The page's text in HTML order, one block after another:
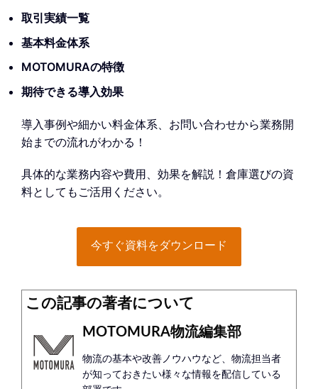
取引実績一覧
基本料金体系
MOTOMURAの特徴
期待できる導入効果
導入事例や細かい料金体系、お問い合わせから業務開
始までの流れがわかる！
具体的な業務内容や費用、効果を解説！倉庫選びの資
料としてもご活用ください。
今すぐ資料をダウンロード
この記事の著者について
MOTOMURA物流編集部
物流の基本や改善ノウハウなど、物流担当者
が知っておきたい様々な情報を配信している